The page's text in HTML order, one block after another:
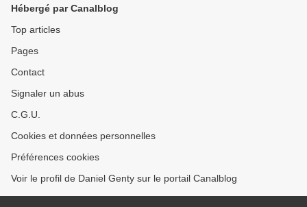
Hébergé par Canalblog
Top articles
Pages
Contact
Signaler un abus
C.G.U.
Cookies et données personnelles
Préférences cookies
Voir le profil de Daniel Genty sur le portail Canalblog